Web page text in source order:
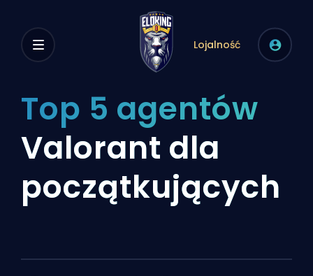
Lojalność
Top 5 agentów
Valorant dla
początkujących